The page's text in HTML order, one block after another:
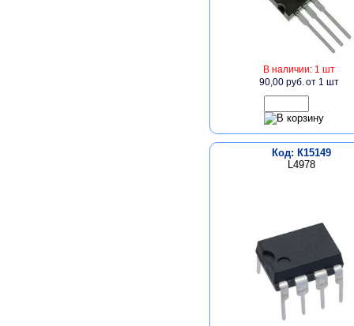
В наличии: 1 шт
90,00 руб.от 1 шт
Код: К15149
L4978